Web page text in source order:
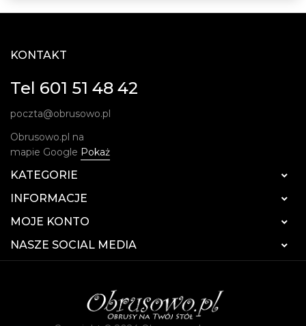
KONTAKT
Tel 601 51 48 42
poczta@obrusowo.pl
Obrusowo.pl na
mapie Google Pokaż
KATEGORIE 
INFORMACJE 
MOJE KONTO 
NASZE SOCIAL MEDIA 